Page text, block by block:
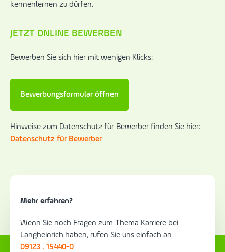
kennenlernen zu dürfen.
JETZT ONLINE BEWERBEN
Bewerben Sie sich hier mit wenigen Klicks:
Bewerbungsformular öffnen
Hinweise zum Datenschutz für Bewerber finden Sie hier:
Datenschutz für Bewerber
Mehr erfahren?
Wenn Sie noch Fragen zum Thema Karriere bei
Langheinrich haben, rufen Sie uns einfach an
‍09123 . 15440-0